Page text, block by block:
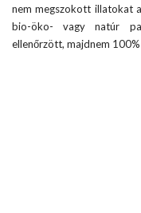
nem megszokott illatokat
bio-öko- vagy natúr
ellenőrzött, majdnem